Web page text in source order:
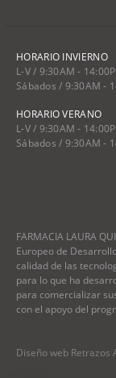
HORARIO INVIERNO
L-V / 9:30AM -
Sábados / 9:30AM -
HORARIO VERANO
L-V / 9:30AM -
Sábados / 9:30AM -
FARMACIA LAURA
Europeo de
calidad de las
para lo que ha
para comercializar
con el apoyo del
Diseño web Retrazos